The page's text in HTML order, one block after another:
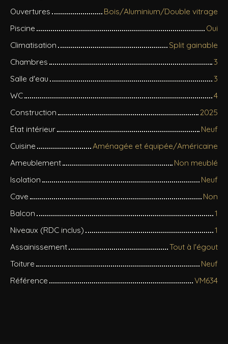
Ouvertures
Bois/Aluminium/Double vitrage
Piscine
Oui
Climatisation
Split gainable
Chambres
3
Salle d'eau
3
WC
4
Construction
2025
État intérieur
Neuf
Cuisine
Aménagée et équipée/Américaine
Ameublement
Non meublé
Isolation
Neuf
Cave
Non
Balcon
1
Niveaux (RDC inclus)
1
Assainissement
Tout à l'égout
Toiture
Neuf
Référence
VM634